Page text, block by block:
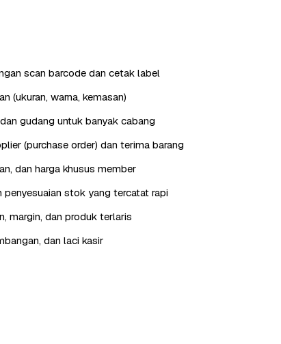
scan barcode dan cetak label
(ukuran, warna, kemasan)
gudang untuk banyak cabang
(purchase order) dan terima barang
dan harga khusus member
penyesuaian stok yang tercatat rapi
margin, dan produk terlaris
dan laci kasir